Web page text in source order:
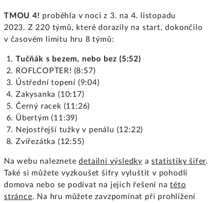
TMOU 4! proběhla v noci z 3. na 4. listopadu
2023. Z 220 týmů, které dorazily na start, dokončilo
v časovém limitu hru 8 týmů:
Tučňák s bezem, nebo bez (5:52)
ROFLCOPTER! (8:57)
Ústřední topení (9:04)
Zakysanka (10:17)
Černý racek (11:26)
Übertým (11:39)
Nejostřejší tužky v penálu (12:22)
Zvířezátka (12:55)
Na webu naleznetedetailní výsledky astatistiky šifer.
Také si můžete vyzkoušet šifry vyluštit v pohodlí
domova nebo se podívat na jejich řešení natéto
stránce. Na hru můžete zavzpomínat při prohlížení